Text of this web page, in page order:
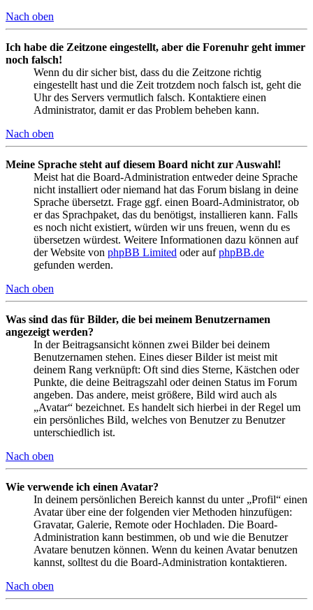
Nach oben
Ich habe die Zeitzone eingestellt, aber die Forenuhr geht immer
noch falsch!
Wenn du dir sicher bist, dass du die Zeitzone richtig
eingestellt hast und die Zeit trotzdem noch falsch ist, geht die
Uhr des Servers vermutlich falsch. Kontaktiere einen
Administrator, damit er das Problem beheben kann.
Nach oben
Meine Sprache steht auf diesem Board nicht zur Auswahl!
Meist hat die Board-Administration entweder deine Sprache
nicht installiert oder niemand hat das Forum bislang in deine
Sprache übersetzt. Frage ggf. einen Board-Administrator, ob
er das Sprachpaket, das du benötigst, installieren kann. Falls
es noch nicht existiert, würden wir uns freuen, wenn du es
übersetzen würdest. Weitere Informationen dazu können auf
der Website von phpBB Limited oder aufphpBB.de
gefunden werden.
Nach oben
Was sind das für Bilder, die bei meinem Benutzernamen
angezeigt werden?
In der Beitragsansicht können zwei Bilder bei deinem
Benutzernamen stehen. Eines dieser Bilder ist meist mit
deinem Rang verknüpft: Oft sind dies Sterne, Kästchen oder
Punkte, die deine Beitragszahl oder deinen Status im Forum
angeben. Das andere, meist größere, Bild wird auch als
„Avatar“ bezeichnet. Es handelt sich hierbei in der Regel um
ein persönliches Bild, welches von Benutzer zu Benutzer
unterschiedlich ist.
Nach oben
Wie verwende ich einen Avatar?
In deinem persönlichen Bereich kannst du unter „Profil“ einen
Avatar über eine der folgenden vier Methoden hinzufügen:
Gravatar, Galerie, Remote oder Hochladen. Die Board-
Administration kann bestimmen, ob und wie die Benutzer
Avatare benutzen können. Wenn du keinen Avatar benutzen
kannst, solltest du die Board-Administration kontaktieren.
Nach oben